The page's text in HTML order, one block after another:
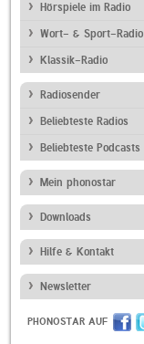
Hörspiele im Radio
Wort- & Sport-Radio
Klassik-Radio
Radiosender
Beliebteste Radios
Beliebteste Podcasts
Mein phonostar
Downloads
Hilfe & Kontakt
Newsletter
PHONOSTAR AUF
Chill L1 Radio